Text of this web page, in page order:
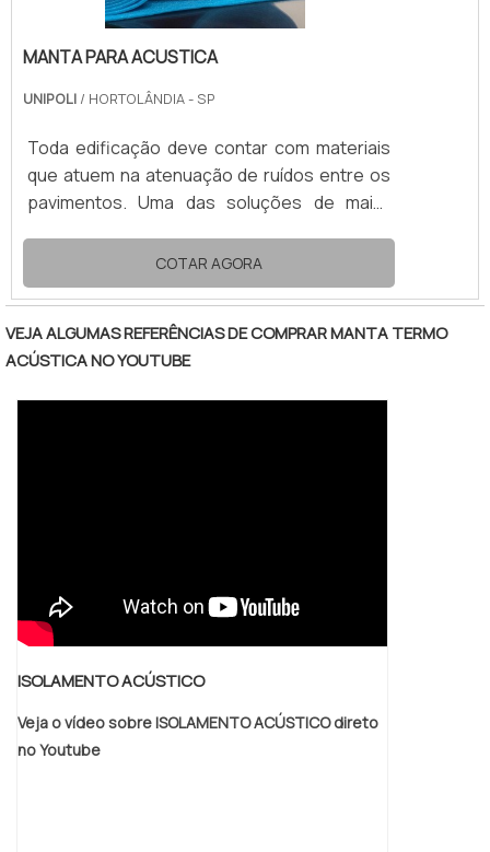
MANTA PARA ACUSTICA
UNIPOLI / HORTOLÂNDIA - SP
Toda edificação deve contar com materiais
que atuem na atenuação de ruídos entre os
pavimentos. Uma das soluções de maior
acustica.Composta por polietileno
expandido (EPE), a manta acustica impede a
passagem de grande parte das vibrações
sonoras, assim possibilita a convivência
confortável e harmoniosa entre pavimentos
COTAR AGORA
VEJA ALGUMAS REFERÊNCIAS DE COMPRAR MANTA TERMO
ACÚSTICA NO YOUTUBE
ISOLAMENTO ACÚSTICO
Veja o vídeo sobre ISOLAMENTO ACÚSTICO direto
no Youtube